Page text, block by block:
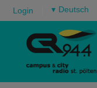
Login ▾